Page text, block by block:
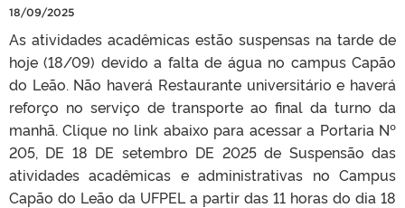
18/09/2025
As atividades acadêmicas estão suspensas na tarde de
hoje (18/09) devido a falta de água no campus Capão
do Leão. Não haverá Restaurante universitário e haverá
reforço no serviço de transporte ao final da turno da
manhã. Clique no link abaixo para acessar a Portaria Nº
205, DE 18 DE setembro DE 2025 de Suspensão das
atividades acadêmicas e administrativas no Campus
Capão do Leão da UFPEL a partir das 11 horas do dia 18